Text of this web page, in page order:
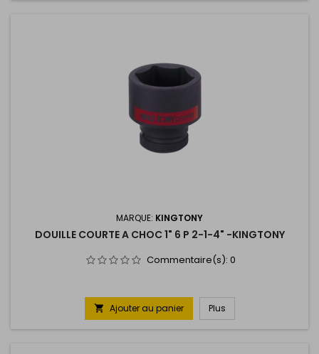
MARQUE: KINGTONY
DOUILLE COURTE A CHOC 1" 6 P 2-1-4" -KINGTONY
Commentaire(s): 0
 Ajouter au panier Plus